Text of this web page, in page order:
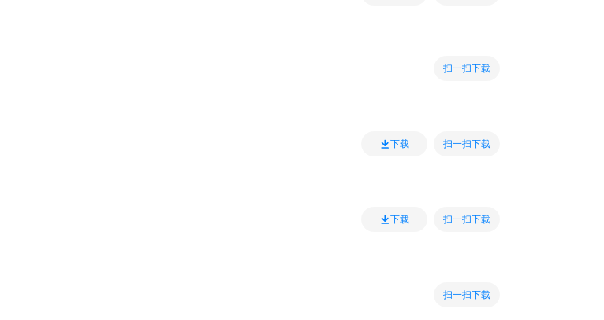
扫一扫下载
下载 扫一扫下载
下载 扫一扫下载
扫一扫下载